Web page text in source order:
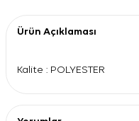
Ürün Açıklaması
Kalite : POLYESTER